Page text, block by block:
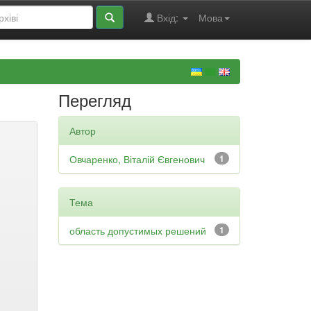
Мова
Вхід:
Перегляд
Автор
1
Овчаренко, Віталій Євгенович
Тема
1
область допустимых решений